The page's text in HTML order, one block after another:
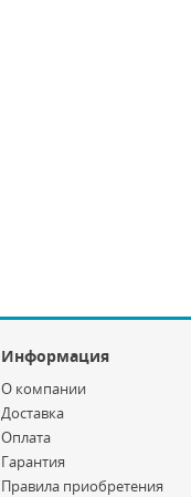
Информация
О компании
Доставка
Оплата
Гарантия
Правила приобретения